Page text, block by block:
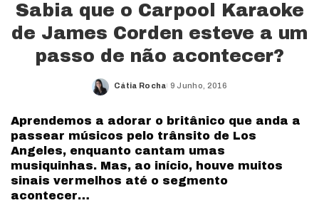
Sabia que o Carpool Karaoke
de James Corden esteve a um
passo de não acontecer?
Posted
Cátia Rocha 9 Junho, 2016
Aprendemos a adorar o britânico que anda a
passear músicos pelo trânsito de Los
Angeles, enquanto cantam umas
musiquinhas. Mas, ao início, houve muitos
sinais vermelhos até o segmento
acontecer…